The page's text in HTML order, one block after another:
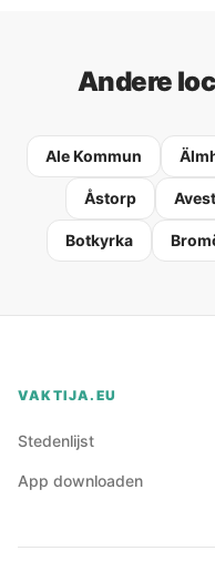
Andere
Ale Kommun
Åstorp
Botkyrka
VAKTIJA.EU
Stedenlijst
App downloaden